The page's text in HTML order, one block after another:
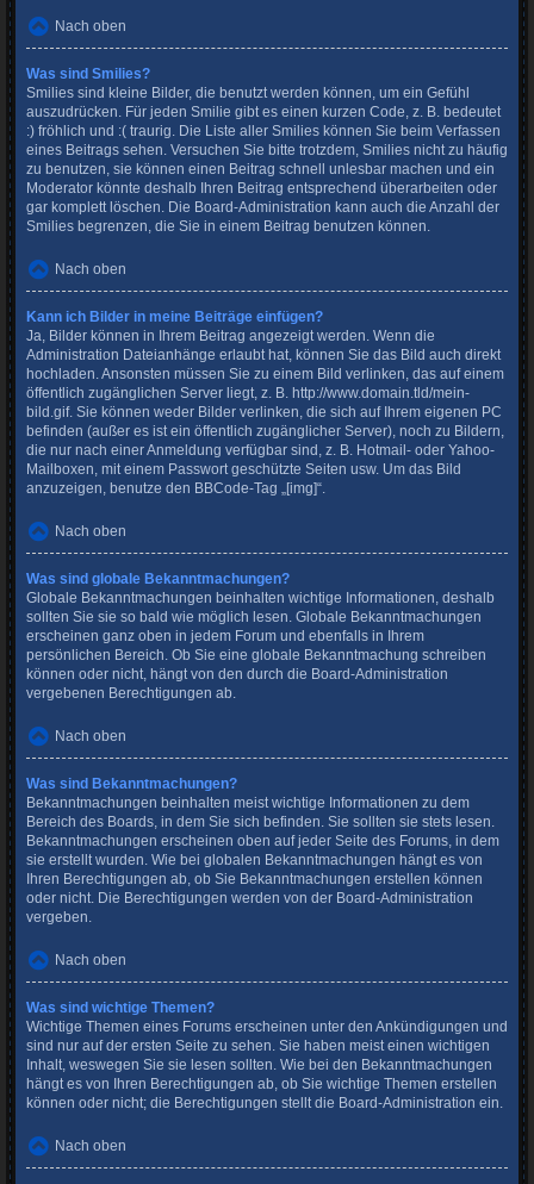
Nach oben
Was sind Smilies?
Smilies sind kleine Bilder, die benutzt werden können, um ein Gefühl
auszudrücken. Für jeden Smilie gibt es einen kurzen Code, z. B. bedeutet
:) fröhlich und :( traurig. Die Liste aller Smilies können Sie beim Verfassen
eines Beitrags sehen. Versuchen Sie bitte trotzdem, Smilies nicht zu häufig
zu benutzen, sie können einen Beitrag schnell unlesbar machen und ein
Moderator könnte deshalb Ihren Beitrag entsprechend überarbeiten oder
gar komplett löschen. Die Board-Administration kann auch die Anzahl der
Smilies begrenzen, die Sie in einem Beitrag benutzen können.
Nach oben
Kann ich Bilder in meine Beiträge einfügen?
Ja, Bilder können in Ihrem Beitrag angezeigt werden. Wenn die
Administration Dateianhänge erlaubt hat, können Sie das Bild auch direkt
hochladen. Ansonsten müssen Sie zu einem Bild verlinken, das auf einem
öffentlich zugänglichen Server liegt, z. B. http://www.domain.tld/mein-
bild.gif. Sie können weder Bilder verlinken, die sich auf Ihrem eigenen PC
befinden (außer es ist ein öffentlich zugänglicher Server), noch zu Bildern,
die nur nach einer Anmeldung verfügbar sind, z. B. Hotmail- oder Yahoo-
Mailboxen, mit einem Passwort geschützte Seiten usw. Um das Bild
anzuzeigen, benutze den BBCode-Tag „[img]“.
Nach oben
Was sind globale Bekanntmachungen?
Globale Bekanntmachungen beinhalten wichtige Informationen, deshalb
sollten Sie sie so bald wie möglich lesen. Globale Bekanntmachungen
erscheinen ganz oben in jedem Forum und ebenfalls in Ihrem
persönlichen Bereich. Ob Sie eine globale Bekanntmachung schreiben
können oder nicht, hängt von den durch die Board-Administration
vergebenen Berechtigungen ab.
Nach oben
Was sind Bekanntmachungen?
Bekanntmachungen beinhalten meist wichtige Informationen zu dem
Bereich des Boards, in dem Sie sich befinden. Sie sollten sie stets lesen.
Bekanntmachungen erscheinen oben auf jeder Seite des Forums, in dem
sie erstellt wurden. Wie bei globalen Bekanntmachungen hängt es von
Ihren Berechtigungen ab, ob Sie Bekanntmachungen erstellen können
oder nicht. Die Berechtigungen werden von der Board-Administration
vergeben.
Nach oben
Was sind wichtige Themen?
Wichtige Themen eines Forums erscheinen unter den Ankündigungen und
sind nur auf der ersten Seite zu sehen. Sie haben meist einen wichtigen
Inhalt, weswegen Sie sie lesen sollten. Wie bei den Bekanntmachungen
hängt es von Ihren Berechtigungen ab, ob Sie wichtige Themen erstellen
können oder nicht; die Berechtigungen stellt die Board-Administration ein.
Nach oben